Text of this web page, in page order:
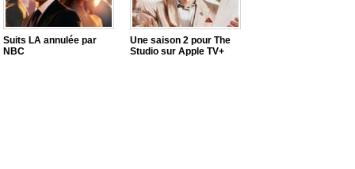
Suits LA annulée par
NBC
Une saison 2 pour The
Studio sur Apple TV+